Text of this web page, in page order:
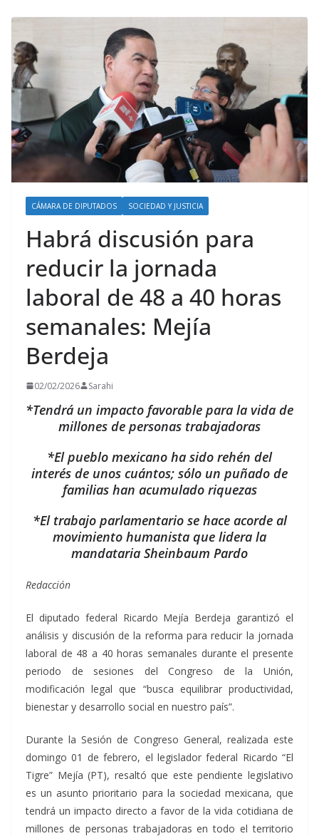
CÁMARA DE DIPUTADOS SOCIEDAD Y JUSTICIA
Habrá discusión para
reducir la jornada
laboral de 48 a 40 horas
semanales: Mejía
Berdeja
02/02/2026 Sarahi
*Tendrá un impacto favorable para la vida de
millones de personas trabajadoras
*El pueblo mexicano ha sido rehén del
interés de unos cuántos; sólo un puñado de
familias han acumulado riquezas
*El trabajo parlamentario se hace acorde al
movimiento humanista que lidera la
mandataria Sheinbaum Pardo
Redacción
El diputado federal Ricardo Mejía Berdeja garantizó el
análisis y discusión de la reforma para reducir la jornada
laboral de 48 a 40 horas semanales durante el presente
periodo de sesiones del Congreso de la Unión,
modificación legal que “busca equilibrar productividad,
bienestar y desarrollo social en nuestro país”.
Durante la Sesión de Congreso General, realizada este
domingo 01 de febrero, el legislador federal Ricardo “El
Tigre” Mejía (PT), resaltó que este pendiente legislativo
es un asunto prioritario para la sociedad mexicana, que
tendrá un impacto directo a favor de la vida cotidiana de
millones de personas trabajadoras en todo el territorio